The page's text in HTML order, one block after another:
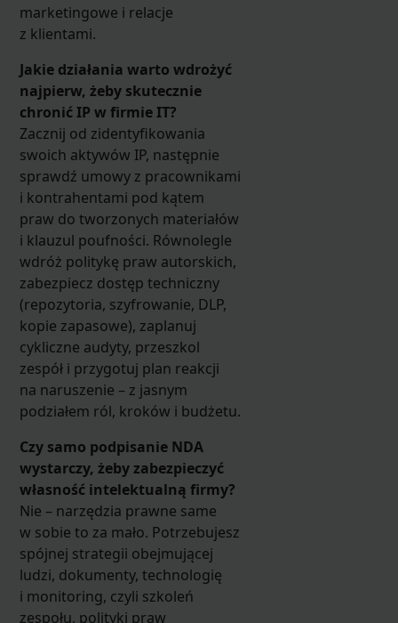
marketingowe i relacje
z klientami.
Jakie działania warto wdrożyć
najpierw, żeby skutecznie
chronić IP w firmie IT?
Zacznij od zidentyfikowania
swoich aktywów IP, następnie
sprawdź umowy z pracownikami
i kontrahentami pod kątem
praw do tworzonych materiałów
i klauzul poufności. Równolegle
wdróż politykę praw autorskich,
zabezpiecz dostęp techniczny
(repozytoria, szyfrowanie, DLP,
kopie zapasowe), zaplanuj
cykliczne audyty, przeszkol
zespół i przygotuj plan reakcji
na naruszenie – z jasnym
podziałem ról, kroków i budżetu.
Czy samo podpisanie NDA
wystarczy, żeby zabezpieczyć
własność intelektualną firmy?
Nie – narzędzia prawne same
w sobie to za mało. Potrzebujesz
spójnej strategii obejmującej
ludzi, dokumenty, technologię
i monitoring, czyli szkoleń
zespołu, polityki praw